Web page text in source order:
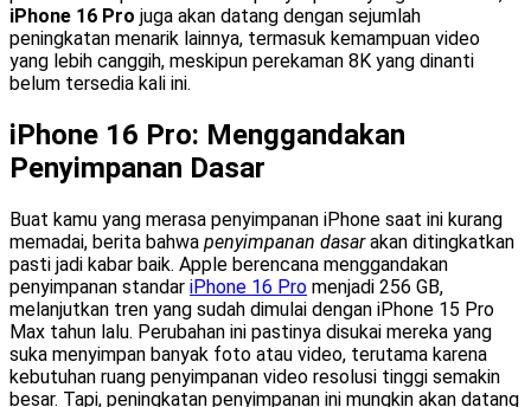
iPhone 16 Pro juga akan datang dengan sejumlah
peningkatan menarik lainnya, termasuk kemampuan video
yang lebih canggih, meskipun perekaman 8K yang dinanti
belum tersedia kali ini.
iPhone 16 Pro: Menggandakan
Penyimpanan Dasar
Buat kamu yang merasa penyimpanan iPhone saat ini kurang
memadai, berita bahwa penyimpanan dasarakan ditingkatkan
pasti jadi kabar baik. Apple berencana menggandakan
penyimpanan standar iPhone 16 Pro menjadi 256 GB,
melanjutkan tren yang sudah dimulai dengan iPhone 15 Pro
Max tahun lalu. Perubahan ini pastinya disukai mereka yang
suka menyimpan banyak foto atau video, terutama karena
kebutuhan ruang penyimpanan video resolusi tinggi semakin
besar. Tapi, peningkatan penyimpanan ini mungkin akan datang